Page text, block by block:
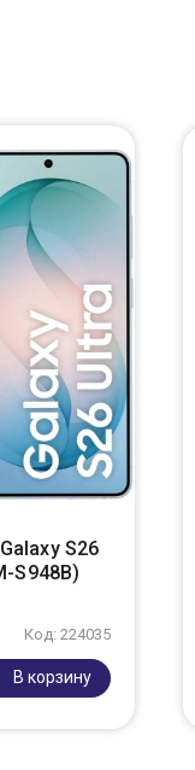
S26
S948B)
Код: 224035
В корзину